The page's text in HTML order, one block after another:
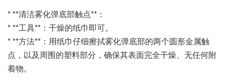
* **清洁雾化弹底部触点**：
* **工具**：干燥的纸巾即可。
* **方法**：用纸巾仔细擦拭雾化弹底部的两个圆形金属触
点，以及周围的塑料部分，确保其表面完全干燥、无任何附
着物。